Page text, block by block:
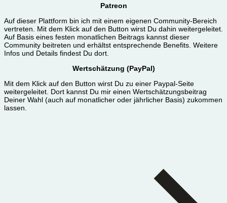
Patreon
Auf dieser Plattform bin ich mit einem eigenen Community-Bereich
vertreten. Mit dem Klick auf den Button wirst Du dahin weitergeleitet.
Auf Basis eines festen monatlichen Beitrags kannst dieser
Community beitreten und erhältst entsprechende Benefits. Weitere
Infos und Details findest Du dort.
Wertschätzung (PayPal)
Mit dem Klick auf den Button wirst Du zu einer Paypal-Seite
weitergeleitet. Dort kannst Du mir einen Wertschätzungsbeitrag
Deiner Wahl (auch auf monatlicher oder jährlicher Basis) zukommen
lassen.